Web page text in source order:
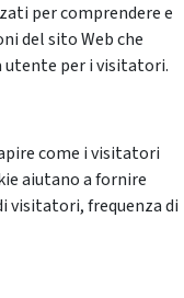
per comprendere e
del sito Web che
utente per i visitatori.
come i visitatori
aiutano a fornire
visitatori, frequenza di